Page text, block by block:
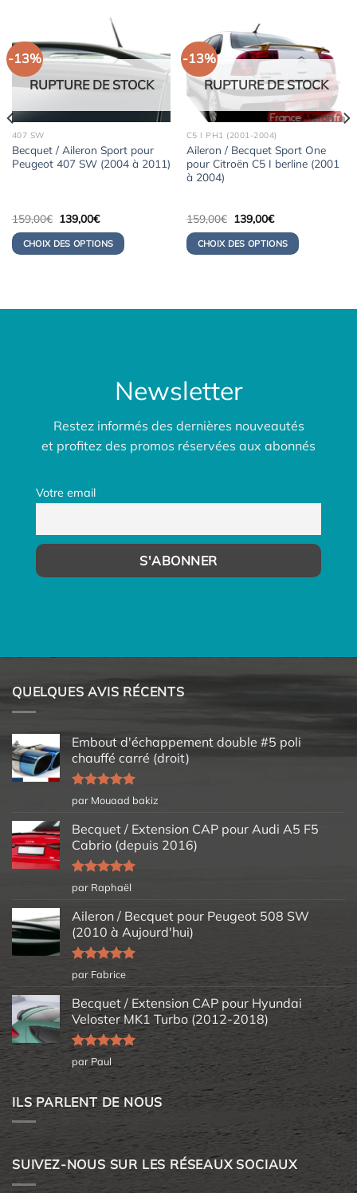
-13%
RUPTURE DE STOCK
407 SW
Becquet / Aileron Sport pour
Peugeot 407 SW (2004 à 2011)
159,00€ Le
initial
était :
159,00€.
139,00€Le
actuel
est :
139,00€.
CHOIX DES OPTIONS
-13%
RUPTURE DE STOCK
C5 I PH1 (2001-2004)
Aileron / Becquet Sport One
pour Citroën C5 I berline (2001
à 2004)
159,00€ Le
initial
était :
159,00€.
139,00€Le
actuel
est :
139,00€.
CHOIX DES OPTIONS
Newsletter
Restez informés des dernières nouveautés
et profitez des promos réservées aux abonnés
Votre email
QUELQUES AVIS RÉCENTS
Embout d'échappement double #5 poli
chauffé carré (droit)
Note5sur
5
par Mouaad bakiz
Becquet / Extension CAP pour Audi A5 F5
Cabrio (depuis 2016)
Note5sur
5
par Raphaël
Aileron / Becquet pour Peugeot 508 SW
(2010 à Aujourd'hui)
Note5sur
5
par Fabrice
Becquet / Extension CAP pour Hyundai
Veloster MK1 Turbo (2012-2018)
Note5sur
5
par Paul
ILS PARLENT DE NOUS
SUIVEZ-NOUS SUR LES RÉSEAUX SOCIAUX